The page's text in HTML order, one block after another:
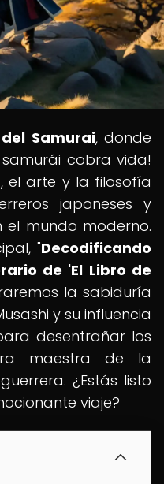
Samurai, donde
cobra vida!
el arte y la filosofía
japoneses y
mundo moderno.
"Decodificando
de 'El Libro de
la sabiduría
y su influencia
desentrañar los
maestra de la
¿Estás listo
viaje?